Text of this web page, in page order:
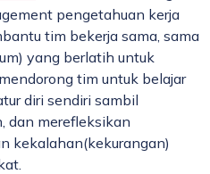
pengetahuan kerja
tim bekerja sama, sama
yang berlatih untuk
tim untuk belajar
diri sendiri sambil
dan merefleksikan
kekalahan(kekurangan)